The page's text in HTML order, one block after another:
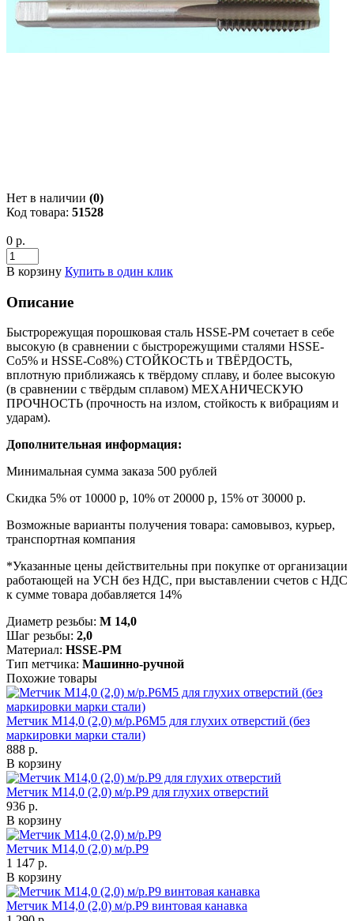
Нет в наличии (0)
Код товара: 51528
0 р.
В корзину Купить в один клик
Описание
Быстрорежущая порошковая сталь HSSE-PM сочетает в себе
высокую (в сравнении с быстрорежущими сталями HSSE-
Co5% и HSSE-Co8%) СТОЙКОСТЬ и ТВЁРДОСТЬ,
вплотную приближаясь к твёрдому сплаву, и более высокую
(в сравнении с твёрдым сплавом) МЕХАНИЧЕСКУЮ
ПРОЧНОСТЬ (прочность на излом, стойкость к вибрациям и
ударам).
Дополнительная информация:
Минимальная сумма заказа 500 рублей
Скидка 5% от 10000 р, 10% от 20000 р, 15% от 30000 р.
Возможные варианты получения товара: самовывоз, курьер,
транспортная компания
*Указанные цены действительны при покупке от организации
работающей на УСН без НДС, при выставлении счетов с НДС
к сумме товара добавляется 14%
Диаметр резьбы: М 14,0
Шаг резьбы: 2,0
Материал: HSSE-PM
Тип метчика: Машинно-ручной
Похожие товары
Метчик М14,0 (2,0) м/р.Р6М5 для глухих отверстий (без
маркировки марки стали)
888 р.
В корзину
Метчик М14,0 (2,0) м/р.Р9 для глухих отверстий
936 р.
В корзину
Метчик М14,0 (2,0) м/р.Р9
1 147 р.
В корзину
Метчик М14,0 (2,0) м/р.Р9 винтовая канавка